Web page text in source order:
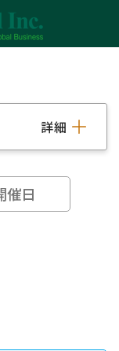
詳細